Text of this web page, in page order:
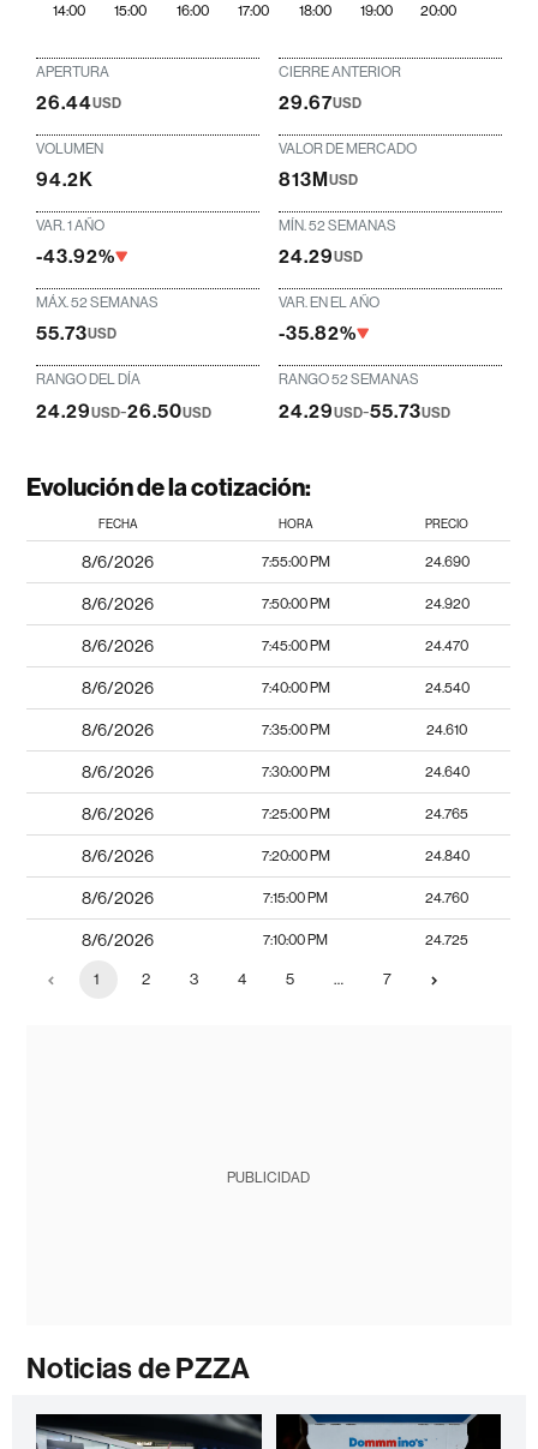
14:00 15:00 16:00 17:00 18:00 19:00 20:00
APERTURA
26.44USD
CIERRE ANTERIOR
29.67USD
VOLUMEN
94.2K
VALOR DE MERCADO
813MUSD
VAR. 1 AÑO
-43.92%
MÍN. 52 SEMANAS
24.29USD
MÁX. 52 SEMANAS
55.73USD
VAR. EN EL AÑO
-35.82%
RANGO DEL DÍA
24.29USD-26.50USD
RANGO 52 SEMANAS
24.29USD-55.73USD
Evolución de la cotización:
FECHA HORA PRECIO
8/6/2026 7:55:00 PM 24.690
8/6/2026 7:50:00 PM 24.920
8/6/2026 7:45:00 PM 24.470
8/6/2026 7:40:00 PM 24.540
8/6/2026 7:35:00 PM 24.610
8/6/2026 7:30:00 PM 24.640
8/6/2026 7:25:00 PM 24.765
8/6/2026 7:20:00 PM 24.840
8/6/2026 7:15:00 PM 24.760
8/6/2026 7:10:00 PM 24.725
1 2 3 4 5 … 7
PUBLICIDAD
Noticias de PZZA